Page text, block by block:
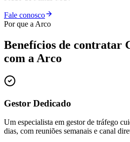
Fale conosco
Por que a Arco
Benefícios de contratar
com a Arco
Gestor Dedicado
Um especialista em gestor de tráfego
dias, com reuniões semanais e canal